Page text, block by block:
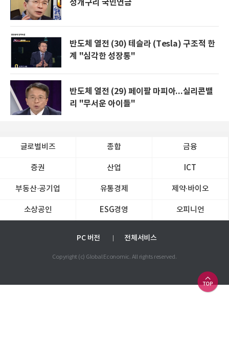
청개구리 국민연금
반도체 열전 (30) 테슬라 (Tesla) 구조적 한
계 "심각한 성장통"
반도체 열전 (29) 페이팔 마피아...실리콘밸
리 "무서운 아이들"
글로벌비즈 종합 금융
증권 산업 ICT
부동산·공기업 유통경제 제약∙바이오
소상공인 ESG경영 오피니언
PC 버전 전체서비스
Copyright (c) Global Economic. All rights reserved.